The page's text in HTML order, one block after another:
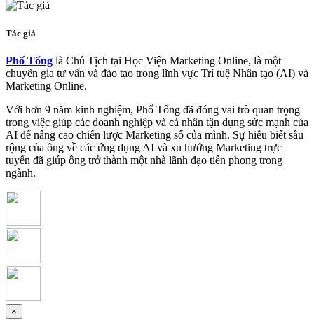
Tác giả
Phố Tổng là Chủ Tịch tại Học Viện Marketing Online, là một
chuyên gia tư vấn và đào tạo trong lĩnh vực Trí tuệ Nhân tạo (AI) và
Marketing Online.
Với hơn 9 năm kinh nghiệm, Phố Tổng đã đóng vai trò quan trọng
trong việc giúp các doanh nghiệp và cá nhân tận dụng sức mạnh của
AI để nâng cao chiến lược Marketing số của mình. Sự hiểu biết sâu
rộng của ông về các ứng dụng AI và xu hướng Marketing trực
tuyến đã giúp ông trở thành một nhà lãnh đạo tiên phong trong
ngành.
×